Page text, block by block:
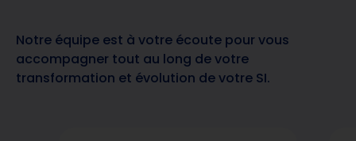
Notre équipe est à votre écoute pour vous
accompagner tout au long de votre
transformation et évolution de votre SI.